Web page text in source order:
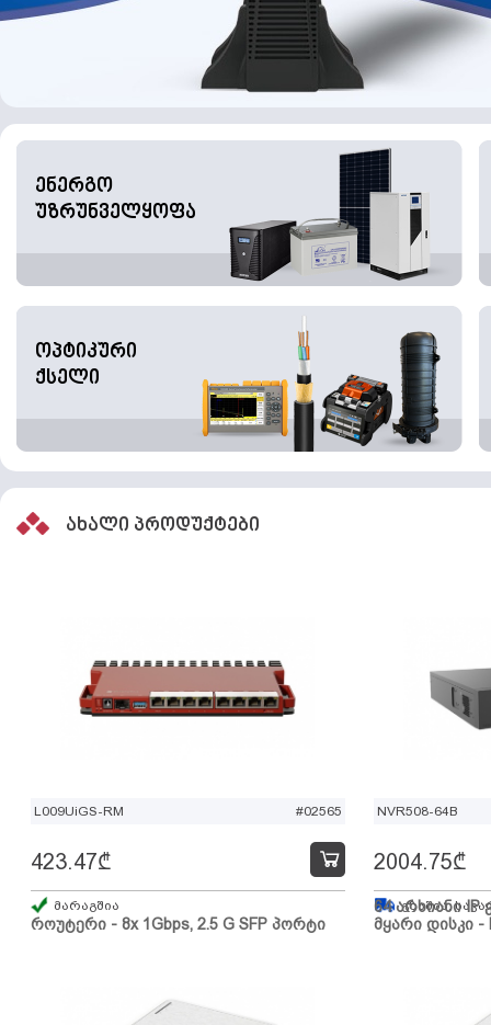
ენერგო
უზრუნველყოფა
ოპტიკური
ქსელი
ახალი პროდუქტები
L009UiGS-RM #02565
როუტერი - 8x 1Gbps, 2.5 G SFP პორტი
423.47₾
მარაგშია
NVR508-64B
64 არხიანი IP
მყარი დისკი -
2004.75₾
გზაშია,